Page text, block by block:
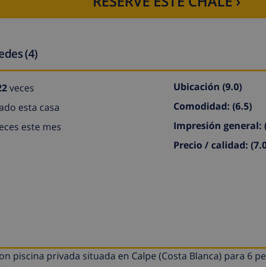
(4)
veces
esta casa
este mes
Ubicación (9.0)
Comodidad: (6.5)
Impresión general:
Precio / calidad:
piscina privada situada en Calpe (Costa Blanca) para 6